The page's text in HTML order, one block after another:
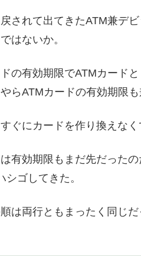
戻されて出てきたATM兼デ
はないか。
の有効期限でATMカード
らATMカードの有効期限も
ぐにカードを作り換えなく
有効期限もまだ先だった
ゴしてきた。
は両行ともまったく同じ